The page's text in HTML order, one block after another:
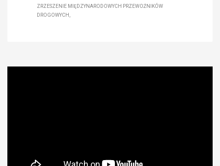
ZRZESZENIE MIĘDZYNARODOWYCH PRZEWOŹNIKÓW
DROGOWYCH